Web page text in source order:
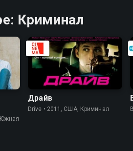
Криминал
Южная
Драйв
Drive • 2011, США, Криминал